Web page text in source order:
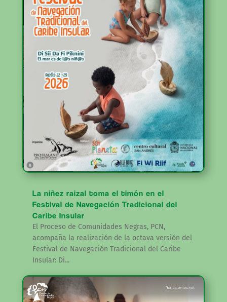
La niñez raizal toma el timón en el
Festival de Navegación Tradicional del
Caribe Insular
El Proceso de Comunidades Negras, PCN,
acompaña la realización de la octava versión del
Festival de Navegación Tradicional del Caribe
Insular: Di...